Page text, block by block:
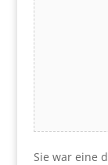
Sie war eine